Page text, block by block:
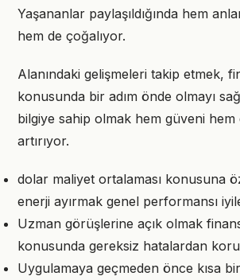
Yaşananlar paylaşıldığında hem
hem de çoğalıyor.
Alanındaki gelişmeleri takip etmek,
konusunda bir adım önde olmayı
bilgiye sahip olmak hem güveni hem
artırıyor.
dolar maliyet ortalaması konusuna
enerji ayırmak genel performansı
Uzman görüşlerine açık olmak
konusunda gereksiz hatalardan
Uygulamaya geçmeden önce kısa